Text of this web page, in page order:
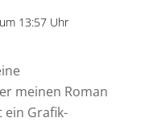
13:57 Uhr
meinen Roman
ein Grafik-